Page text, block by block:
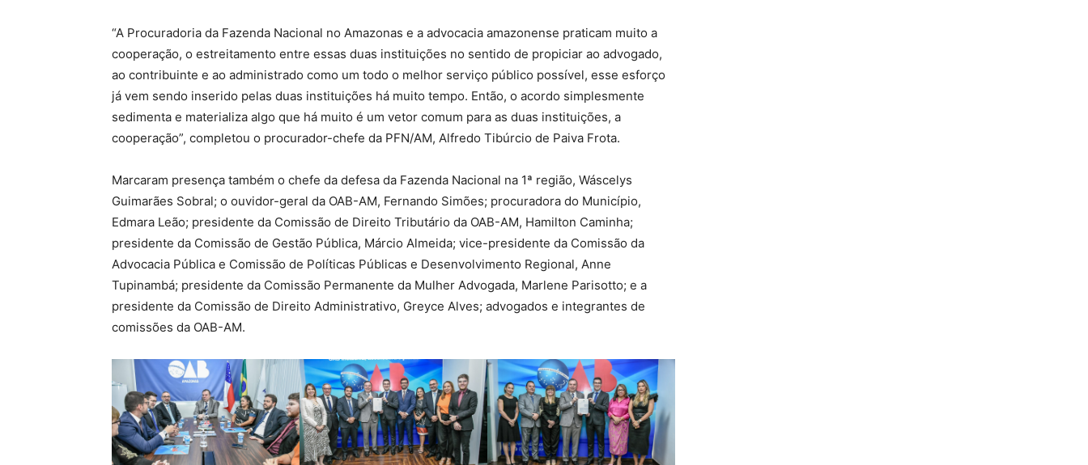
“A Procuradoria da Fazenda Nacional no Amazonas e a advocacia amazonense praticam muito a
cooperação, o estreitamento entre essas duas instituições no sentido de propiciar ao advogado,
ao contribuinte e ao administrado como um todo o melhor serviço público possível, esse esforço
já vem sendo inserido pelas duas instituições há muito tempo. Então, o acordo simplesmente
sedimenta e materializa algo que há muito é um vetor comum para as duas instituições, a
cooperação”, completou o procurador-chefe da PFN/AM, Alfredo Tibúrcio de Paiva Frota.
Marcaram presença também o chefe da defesa da Fazenda Nacional na 1ª região, Wáscelys
Guimarães Sobral; o ouvidor-geral da OAB-AM, Fernando Simões; procuradora do Município,
Edmara Leão; presidente da Comissão de Direito Tributário da OAB-AM, Hamilton Caminha;
presidente da Comissão de Gestão Pública, Márcio Almeida; vice-presidente da Comissão da
Advocacia Pública e Comissão de Políticas Públicas e Desenvolvimento Regional, Anne
Tupinambá; presidente da Comissão Permanente da Mulher Advogada, Marlene Parisotto; e a
presidente da Comissão de Direito Administrativo, Greyce Alves; advogados e integrantes de
comissões da OAB-AM.